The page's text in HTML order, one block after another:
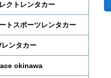
クトレンタカー
トスポーツレンタカー
レンタカー
okinawa